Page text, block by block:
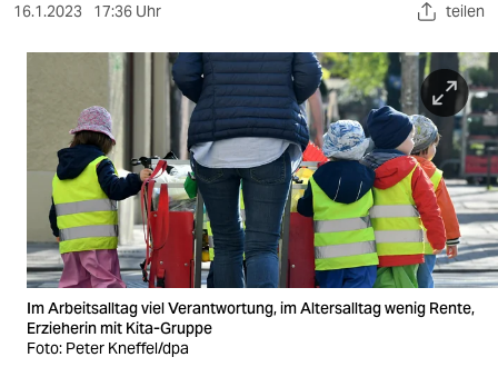
verlag
verlag
veranstaltungen
shop
fragen & hilfe
unterstützen
16.1.2023 17:36 Uhr teilen
Im Arbeitsalltag viel Verantwortung, im Altersalltag wenig Rente,
Erzieherin mit Kita-Gruppe
Foto: Peter Kneffel/dpa